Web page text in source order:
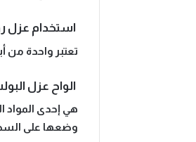
استخدام عزل
تعتبر واحدة من
الواح عزل
هي إحدى
وضعها على